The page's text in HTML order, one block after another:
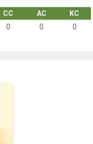
CC AC
KC
0 0 0